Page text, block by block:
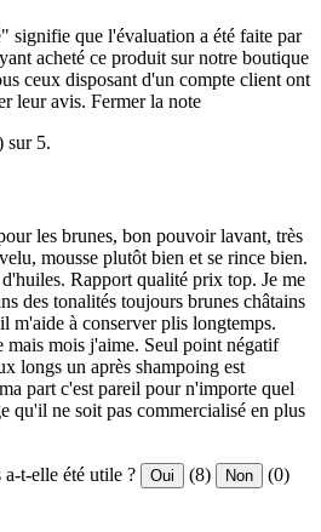
signifie que l'évaluation a été faite par
acheté ce produit sur notre boutique
ceux disposant d'un compte client ont
leur avis. Fermer la note
sur 5.
les brunes, bon pouvoir lavant, très
mousse plutôt bien et se rince bien.
Rapport qualité prix top. Je me
des tonalités toujours brunes châtains
m'aide à conserver plis longtemps.
mais mois j'aime. Seul point négatif
longs un après shampoing est
part c'est pareil pour n'importe quel
qu'il ne soit pas commercialisé en plus
t-elle été utile ? Oui (8) Non (0)